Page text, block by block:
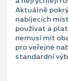
Aktuálně
nabíjecích
používat a
nemusí mít
pro veřejné
standardní